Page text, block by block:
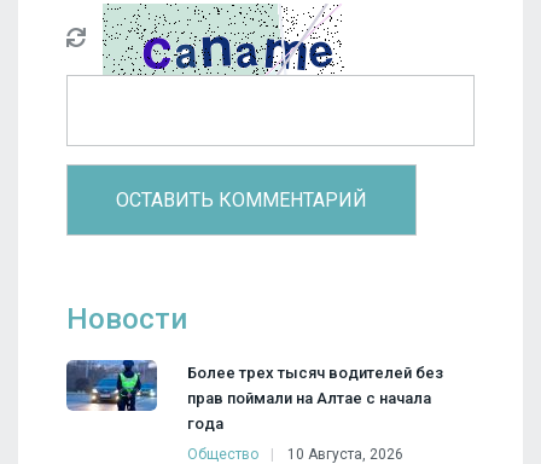
Новости
Более трех тысяч водителей без
прав поймали на Алтае с начала
года
Общество 10 Августа, 2026